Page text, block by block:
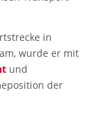
in
wurde er mit
und
der